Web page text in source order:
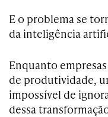
E o problema se
da inteligência
Enquanto
de produtividade,
impossível de
dessa